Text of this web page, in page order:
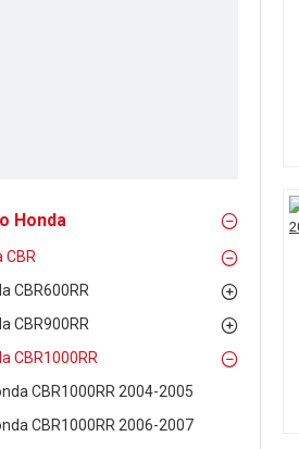
Honda
CBR
CBR600RR
CBR900RR
CBR1000RR
CBR1000RR 2004-2005
CBR1000RR 2006-2007